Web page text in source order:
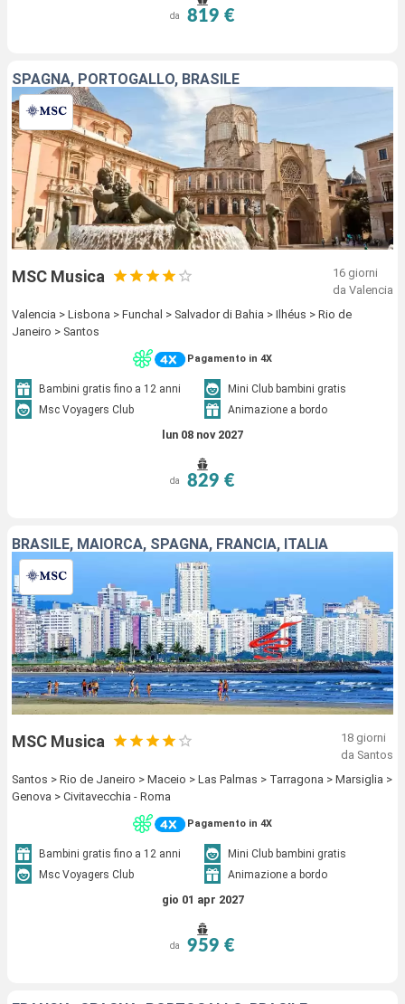
da 819 €
SPAGNA, PORTOGALLO, BRASILE
MSC Musica
16 giorni
da Valencia
Valencia > Lisbona > Funchal > Salvador di Bahia > Ilhéus > Rio de
Janeiro > Santos
Pagamento in 4X
Bambini gratis fino a 12 anni
Mini Club bambini gratis
Msc Voyagers Club
Animazione a bordo
lun 08 nov 2027
da 829 €
BRASILE, MAIORCA, SPAGNA, FRANCIA, ITALIA
MSC Musica
18 giorni
da Santos
Santos > Rio de Janeiro > Maceio > Las Palmas > Tarragona > Marsiglia >
Genova > Civitavecchia - Roma
Pagamento in 4X
Bambini gratis fino a 12 anni
Mini Club bambini gratis
Msc Voyagers Club
Animazione a bordo
gio 01 apr 2027
da 959 €